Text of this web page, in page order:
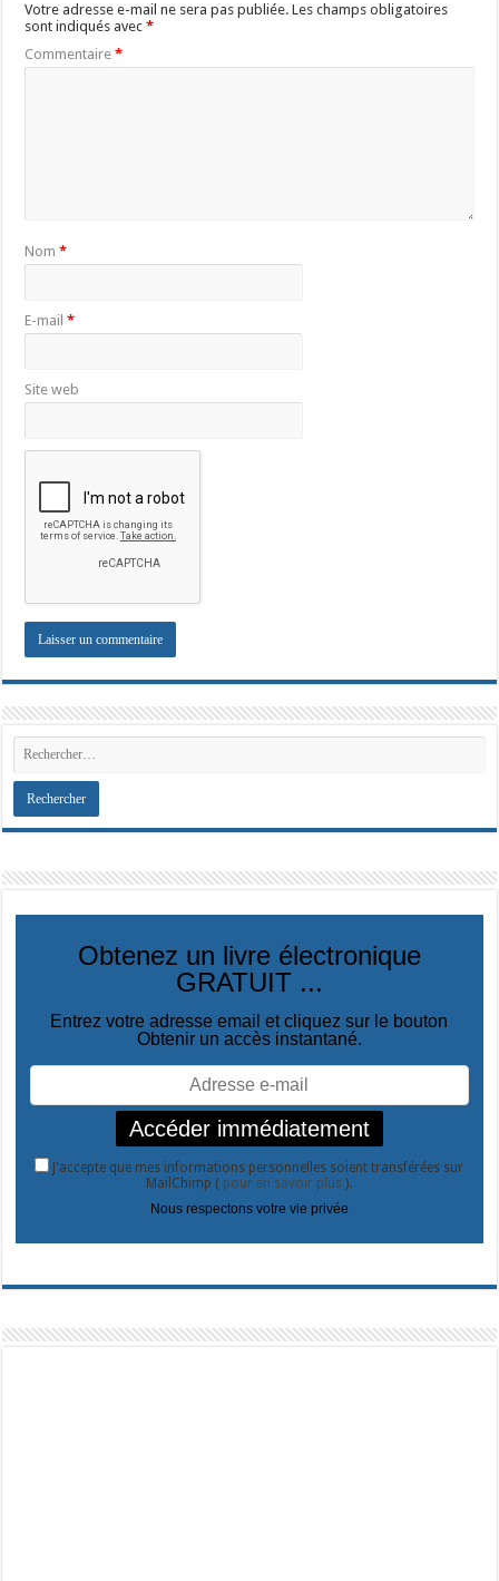
Votre adresse e-mail ne sera pas publiée. Les champs obligatoires
sont indiqués avec*
Commentaire*
Nom*
E-mail*
Site web
Obtenez un livre électronique
GRATUIT ...
Entrez votre adresse email et cliquez sur le bouton
Obtenir un accès instantané.
J'accepte que mes informations personnelles soient transférées sur
MailChimp ( pour en savoir plus).
Nous respectons votre vie privée